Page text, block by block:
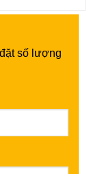
số lượng